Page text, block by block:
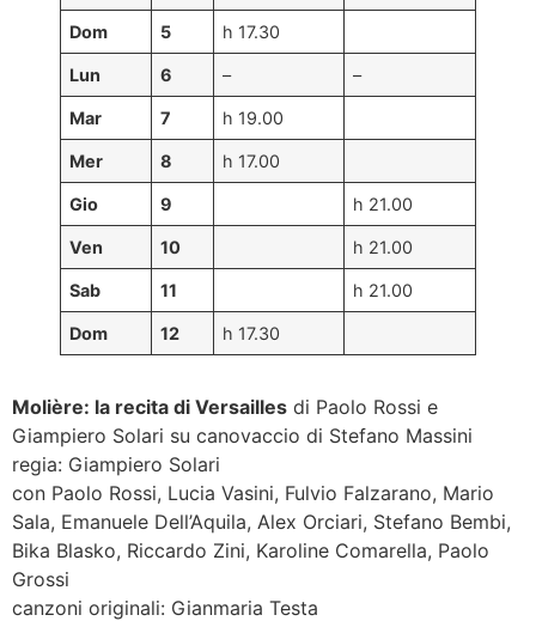
Dom 5 h 17.30
Lun 6 – –
Mar 7 h 19.00
Mer 8 h 17.00
Gio 9 h 21.00
Ven 10 h 21.00
Sab 11 h 21.00
Dom 12 h 17.30
Molière: la recita di Versailles di Paolo Rossi e
Giampiero Solari su canovaccio di Stefano Massini
regia: Giampiero Solari
con Paolo Rossi, Lucia Vasini, Fulvio Falzarano, Mario
Sala, Emanuele Dell’Aquila, Alex Orciari, Stefano Bembi,
Bika Blasko, Riccardo Zini, Karoline Comarella, Paolo
Grossi
canzoni originali: Gianmaria Testa